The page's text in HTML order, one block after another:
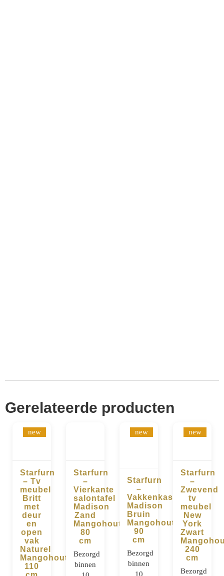
Gerelateerde producten
BESTELLEN
new
Starfurn
– Tv
meubel
Britt
met
deur
en
open
vak
Naturel
Mangohout
110
BESTELLEN
Starfurn
–
Vierkante
salontafel
Madison
Zand
Mangohout
80
cm
Bezorgd
binnen
BESTELLEN
new
Starfurn
–
Vakkenkast
Madison
Bruin
Mangohout
90
cm
Bezorgd
binnen
10
BESTELLEN
new
Starfurn
–
Zwevend
tv
meubel
New
York
Zwart
240
cm
Bezorgd